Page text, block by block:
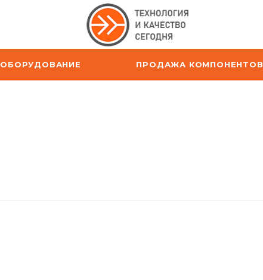
ОБОРУДОВАНИЕ ПРОДАЖА КОМПОНЕНТОВ